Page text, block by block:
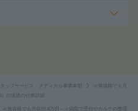
ッフサービス メディカル事業本部
≪無資格でも月
の派遣の仕事詳細
≪無資格でも月収22.4万円～≫病院で受付やカルテの整理